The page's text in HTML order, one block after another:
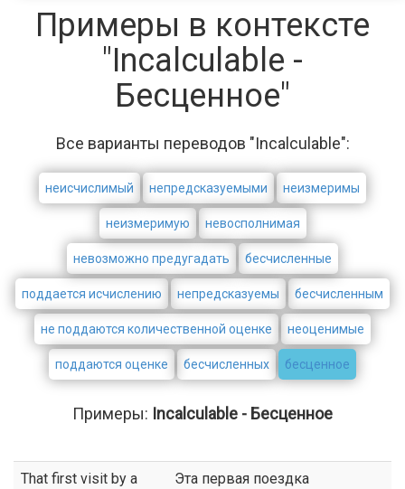
Примеры в контексте
"Incalculable -
Бесценное"
Все варианты переводов "Incalculable":
неисчислимый непредсказуемыми неизмеримы
неизмеримую невосполнимая
невозможно предугадать бесчисленные
поддается исчислению непредсказуемы бесчисленным
не поддаются количественной оценке неоценимые
поддаются оценке бесчисленных бесценное
Примеры: Incalculable - Бесценное
That first visit by a
Эта первая поездка